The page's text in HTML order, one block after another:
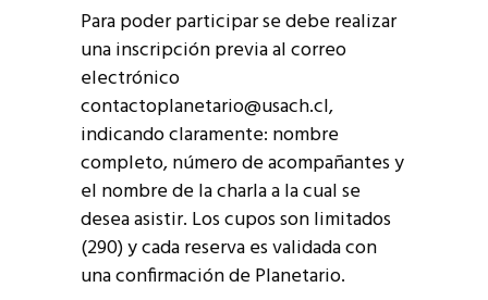
Para poder participar se debe realizar
una inscripción previa al correo
electrónico
contactoplanetario@usach.cl,
indicando claramente: nombre
completo, número de acompañantes y
el nombre de la charla a la cual se
desea asistir. Los cupos son limitados
(290) y cada reserva es validada con
una confirmación de Planetario.